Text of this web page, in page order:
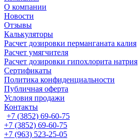
О компании
Новости
Отзывы
Калькуляторы
Расчет дозировки перманганата калия
Расчет умягчителя
Расчет дозировки гипохлорита натрия
Сертификаты
Политика конфиденциальности
Публичная оферта
Условия продажи
Контакты
+7 (3852) 69-60-75
+7 (3852) 69-60-75
+7 (963) 523-25-05